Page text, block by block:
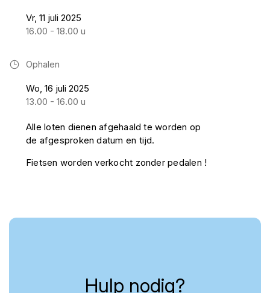
Vr, 11 juli 2025
16.00 - 18.00 u
Ophalen
Wo, 16 juli 2025
13.00 - 16.00 u
Alle loten dienen afgehaald te worden op
de afgesproken datum en tijd.
Fietsen worden verkocht zonder pedalen !
Hulp nodig?